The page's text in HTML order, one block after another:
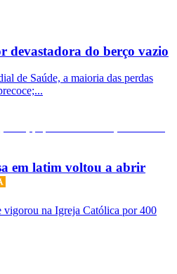
devastadora do berço vazio
de Saúde, a maioria das perdas
em latim voltou a abrir
vigorou na Igreja Católica por 400